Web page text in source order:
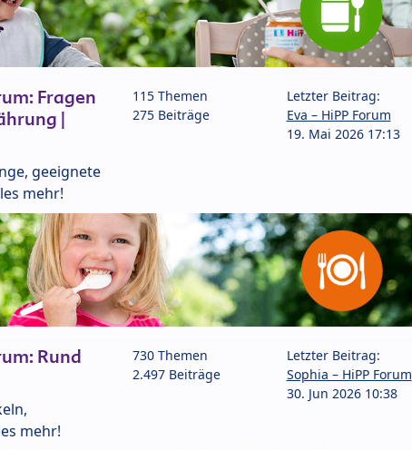
Fragen
|
geeignete
mehr!
115 Themen
275 Beiträge
Letzter Beitrag:
Eva – HiPP Forum
19. Mai 2026 17:13
Rund
mehr!
730 Themen
2.497 Beiträge
Letzter Beitrag:
Sophia – HiPP Forum
30. Jun 2026 10:38